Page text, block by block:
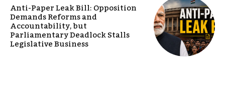
Anti-Paper Leak Bill: Opposition
Demands Reforms and
Accountability, but
Parliamentary Deadlock Stalls
Legislative Business